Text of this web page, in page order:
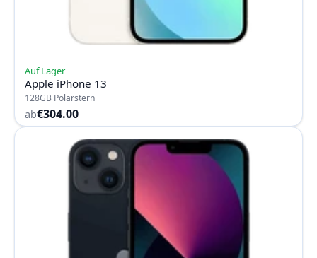
Auf Lager
Apple iPhone 13
128GB Polarstern
ab€304.00